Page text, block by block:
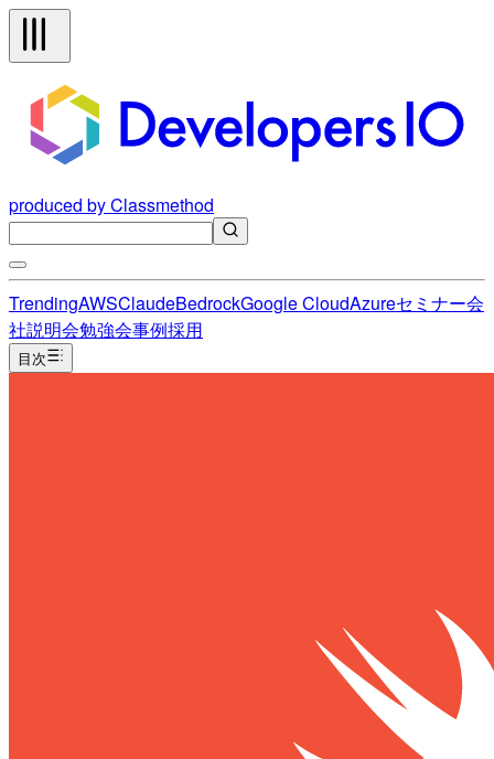
produced by Classmethod
TrendingAWSClaudeBedrockGoogle CloudAzureセミナー会
社説明会勉強会事例採用
目次